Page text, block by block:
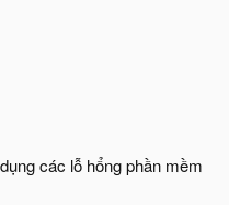
các lỗ hổng phần mềm